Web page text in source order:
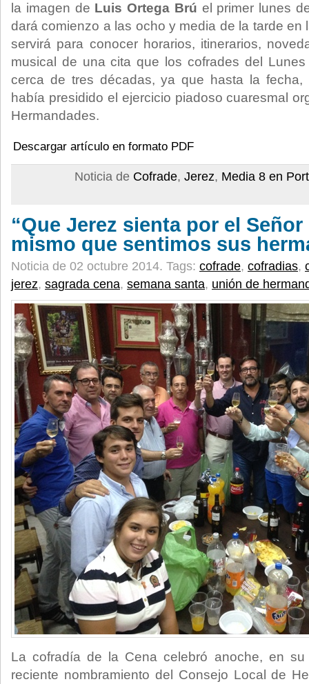
la imagen de Luis Ortega Brú el primer lunes
dará comienzo a las ocho y media de la tarde en
servirá para conocer horarios, itinerarios,
musical de una cita que los cofrades del
cerca de tres décadas, ya que hasta la fecha,
había presidido el ejercicio piadoso cuaresmal
Hermandades.
Descargar artículo en formato PDF
Noticia de Cofrade, Jerez, Media 8 en
“Que Jerez sienta por el
mismo que sentimos sus
Noticia de 02 octubre 2014. Tags: cofrade, cofradias,
jerez, sagrada cena, semana santa, unión de
La cofradía de la Cena celebró anoche, en
reciente nombramiento del Consejo Local de